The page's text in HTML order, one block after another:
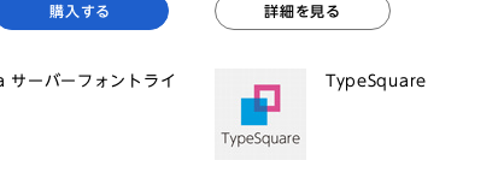
購入する 詳細を見る
ーバーフォントライ
TypeSquare